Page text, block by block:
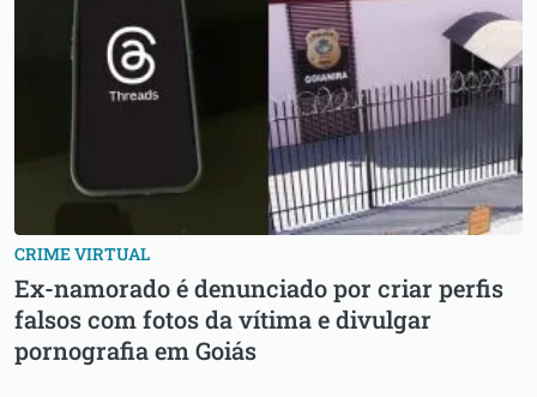
CRIME VIRTUAL
Ex-namorado é denunciado por criar perfis
falsos com fotos da vítima e divulgar
pornografia em Goiás